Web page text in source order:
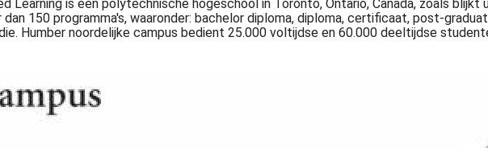
is een polytechnische hogeschool in Toronto, Ontario, Canada, zoals blijkt
150 programma's, waaronder: bachelor diploma, diploma, certificaat, post-
Humber noordelijke campus bedient 25.000 voltijdse en 60.000 deeltijdse